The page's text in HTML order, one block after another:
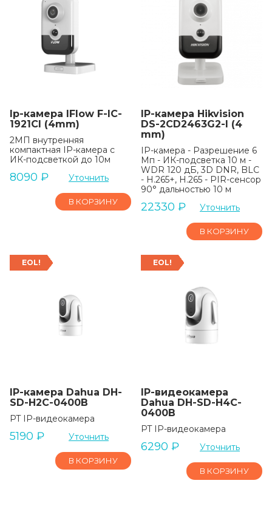
Ip-камера IFlow F-IC-
1921CI (4mm)
2МП внутренняя
компактная IP-камера c
ИК-подсветкой до 10м
8090 ₽ Уточнить
В КОРЗИНУ
IP-камера Hikvision
DS-2CD2463G2-I (4
mm)
IP-камера - Разрешение 6
Мп - ИК-подсветка 10 м -
WDR 120 дБ, 3D DNR, BLC
- H.265+, H.265 - PIR-сенсор
90° дальностью 10 м
22330 ₽ Уточнить
В КОРЗИНУ
EOL!
IP-камера Dahua DH-
SD-H2C-0400B
PT IP-видеокамера
5190 ₽ Уточнить
В КОРЗИНУ
EOL!
IP-видеокамера
Dahua DH-SD-H4C-
0400B
PT IP-видеокамера
6290 ₽ Уточнить
В КОРЗИНУ